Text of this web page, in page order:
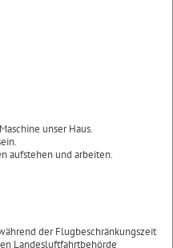
unser Haus.
aufstehen und arbeiten.
der Flugbeschränkungszeit
Landesluftfahrtbehörde